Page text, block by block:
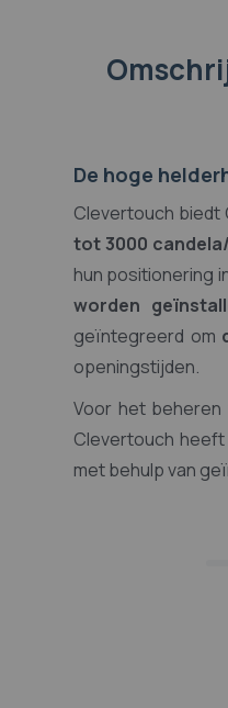
De hoge
Clevertouch biedt
tot 3000
hun positionering
worden
geïntegreerd om
openingstijden.
Voor het
Clevertouch
met behulp van